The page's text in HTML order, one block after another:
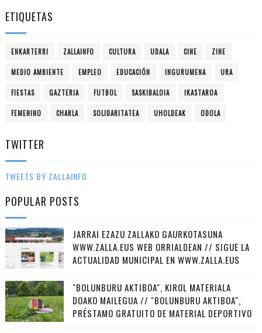
ETIQUETAS
ENKARTERRI ZALLAINFO CULTURA UDALA CINE ZINE
MEDIO AMBIENTE EMPLEO EDUCACIÓN INGURUMENA URA
FIESTAS GAZTERIA FUTBOL SASKIBALOIA IKASTAROA
FEMENINO CHARLA SOLIDARITATEA UHOLDEAK ODOLA
TWITTER
TWEETS BY ZALLAINFO
POPULAR POSTS
JARRAI EZAZU ZALLAKO GAURKOTASUNA
WWW.ZALLA.EUS WEB ORRIALDEAN // SIGUE LA
ACTUALIDAD MUNICIPAL EN WWW.ZALLA.EUS
"BOLUNBURU AKTIBOA", KIROL MATERIALA
DOAKO MAILEGUA // "BOLUNBURU AKTIBOA",
PRÉSTAMO GRATUITO DE MATERIAL DEPORTIVO